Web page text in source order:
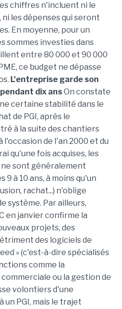
chiffres n'incluent ni le
les dépenses qui seront
En moyenne, pour un
sommes investies dans
entre 80 000 et 90 000
ce budget ne dépasse
L'entreprise garde son
dix ansOn constate
certaine stabilité dans le
de PGI, après le
à la suite des chantiers
l'occasion de l'an 2000 et du
qu'une fois acquises, les
sont généralement
9 à 10 ans, à moins qu'un
rachat...) n'oblige
système. Par ailleurs,
en janvier confirme la
projets, des
des logiciels de
» (c'est-à-dire spécialisés
comme la
ou la gestion de
volontiers d'une
un PGI, mais le trajet